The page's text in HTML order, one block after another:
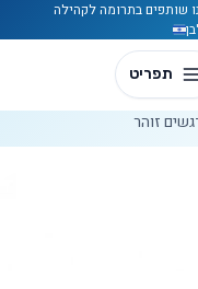
שותפים בתרומה לקהילה